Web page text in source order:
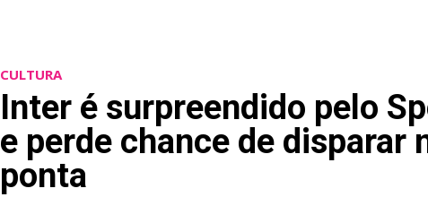
CULTURA
Inter é surpreendido pelo
e perde chance de disparar
ponta